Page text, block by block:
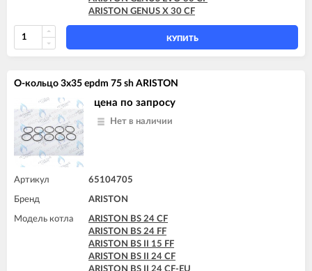
ARISTON GENUS X 35 FF
ARISTON HS X 15 CF
ARISTON HS X 18 FF
ARISTON MATIS 24 CF
ARISTON MATIS 24 FF
ARISTON GENUS X 30 CF
КУПИТЬ
О-кольцо 3x35 epdm 75 sh ARISTON
цена по запросу
Нет в наличии
Артикул 65104705
Бренд ARISTON
Модель котла
ARISTON BS 24 CF
ARISTON BS 24 FF
ARISTON BS II 15 FF
ARISTON BS II 24 CF
ARISTON BS II 24 CF-EU